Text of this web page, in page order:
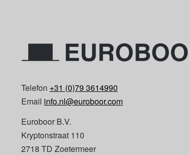
Telefon +31 (0)79 3614990
Email info.nl@euroboor.com
Euroboor B.V.
Kryptonstraat 110
2718 TD Zoetermeer